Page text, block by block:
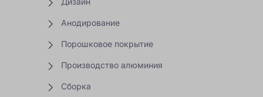
Анодирование
Порошковое покрытие
Производство алюминия
Сборка